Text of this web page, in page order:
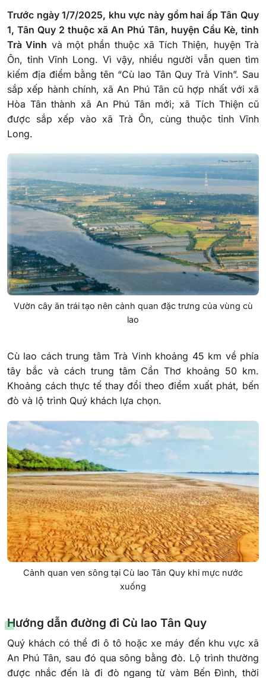
Trước ngày 1/7/2025, khu vực này gồm hai ấp Tân Quy
1, Tân Quy 2 thuộc xã An Phú Tân, huyện Cầu Kè, tỉnh
Trà Vinh và một phần thuộc xã Tích Thiện, huyện Trà
Ôn, tỉnh Vĩnh Long. Vì vậy, nhiều người vẫn quen tìm
kiếm địa điểm bằng tên “Cù lao Tân Quy Trà Vinh”. Sau
sắp xếp hành chính, xã An Phú Tân cũ hợp nhất với xã
Hòa Tân thành xã An Phú Tân mới; xã Tích Thiện cũ
được sắp xếp vào xã Trà Ôn, cùng thuộc tỉnh Vĩnh
Long.
Vườn cây ăn trái tạo nên cảnh quan đặc trưng của vùng cù
lao
Cù lao cách trung tâm Trà Vinh khoảng 45 km về phía
tây bắc và cách trung tâm Cần Thơ khoảng 50 km.
Khoảng cách thực tế thay đổi theo điểm xuất phát, bến
đò và lộ trình Quý khách lựa chọn.
Cảnh quan ven sông tại Cù lao Tân Quy khi mực nước
xuống
Hướng dẫn đường đi Cù lao Tân Quy
Quý khách có thể đi ô tô hoặc xe máy đến khu vực xã
An Phú Tân, sau đó qua sông bằng đò. Lộ trình thường
được nhắc đến là đi đò ngang từ vàm Bến Đình, thời